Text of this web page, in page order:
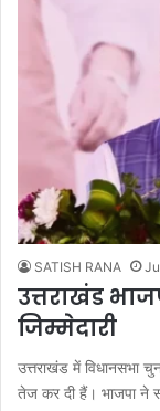
SATISH RANA
उत्तराखंड
जिम्मेदारी
उत्तराखंड में विधानसभा
तेज कर दी हैं। भाजपा ने